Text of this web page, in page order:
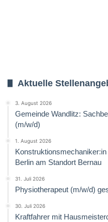
Aktuelle
3. August 2026
Gemeinde Wandlitz:
(m/w/d)
1. August 2026
Berlin am Standort Bernau
31. Juli 2026
Physiotherapeut (m/w/d)
30. Juli 2026
Kraftfahrer mit